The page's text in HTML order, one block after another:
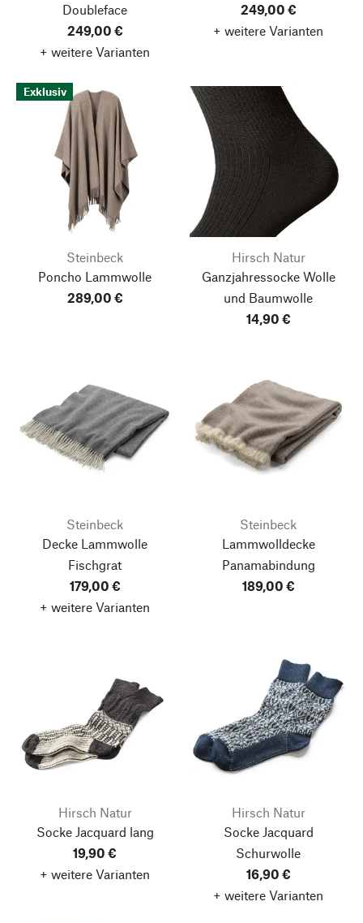
Doubleface
249,00 €
+ weitere Varianten
249,00 €
+ weitere Varianten
Exklusiv
Steinbeck
Poncho Lammwolle
289,00 €
Hirsch Natur
Ganzjahressocke Wolle
und Baumwolle
14,90 €
Steinbeck
Decke Lammwolle
Fischgrat
179,00 €
+ weitere Varianten
Steinbeck
Lammwolldecke
Panamabindung
189,00 €
Hirsch Natur
Socke Jacquard lang
19,90 €
+ weitere Varianten
Hirsch Natur
Socke Jacquard
Schurwolle
16,90 €
+ weitere Varianten